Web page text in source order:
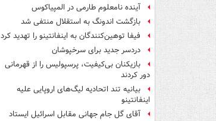
آینده نامعلوم طارمی در المپیاکوس
بازگشت اندونگ به استقلال منتفی شد
فیفا توهین‌کنندگان به اینفانتینو را تهدید کرد
دردسر جدید برای سرخپوشان
بازیکنان بی‌کیفیت، پرسپولیس را از قهرمانی
دور کردند
بیانیه تند اتحادیه لیگ‌های اروپایی علیه
اینفانتینو
آقای گل جام جهانی مقابل اسرائیل ایستاد